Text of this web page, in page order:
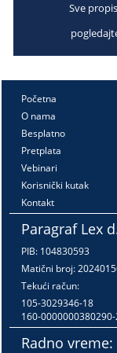
Sve
Početna
O nama
Besplatno
Pretplata
Vebinari
Korisnički kutak
Kontakt
Paragraf Lex
PIB: 104830593
Matični broj:
Tekući račun:
105-3029346-18
160-
Radno vreme: